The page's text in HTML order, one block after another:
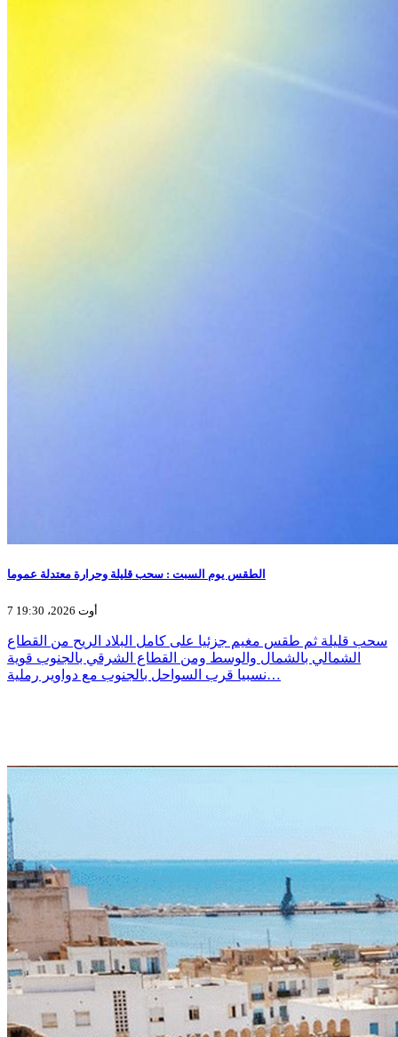
الطقس يوم السبت : سحب قليلة وحرارة معتدلة عموما
7 أوت 2026، 19:30
سحب قليلة ثم طقس مغيم جزئيا على كامل البلاد الريح من القطاع
الشمالي بالشمال والوسط ومن القطاع الشرقي بالجنوب قوية
نسبيا قرب السواحل بالجنوب مع دواوير رملية…